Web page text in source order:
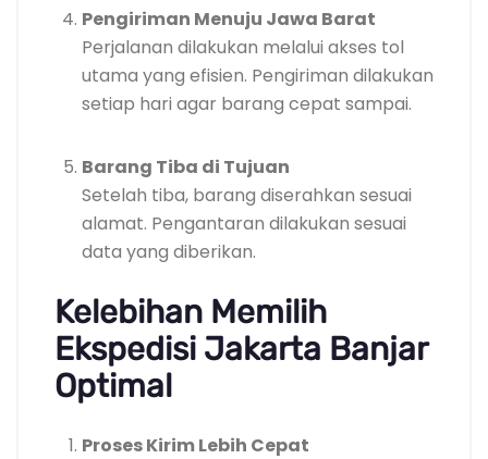
Pengiriman Menuju Jawa Barat
Perjalanan dilakukan melalui akses tol
utama yang efisien. Pengiriman dilakukan
setiap hari agar barang cepat sampai.
Barang Tiba di Tujuan
Setelah tiba, barang diserahkan sesuai
alamat. Pengantaran dilakukan sesuai
data yang diberikan.
Kelebihan Memilih
Ekspedisi Jakarta Banjar
Optimal
Proses Kirim Lebih Cepat